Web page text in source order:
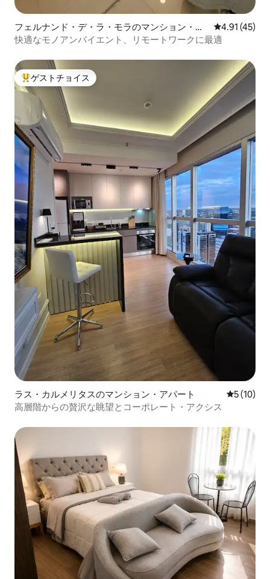
フェルナンド・デ・ラ・モラのマンション・ア
パート
レビュー45
4.91 (45)
快適なモノアンバイエント、リモートワークに最適
大好評のゲストチョイスです。
ゲストチョイス
ラス・カルメリタスのマンション・アパート レビュー
5 (10)
高層階からの贅沢な眺望とコーポレート・アクシス